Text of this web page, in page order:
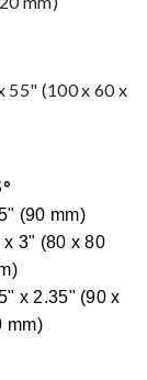
55" (100 x 60 x
(90 mm)
x 3" (80 x 80
x 2.35" (90 x
mm)